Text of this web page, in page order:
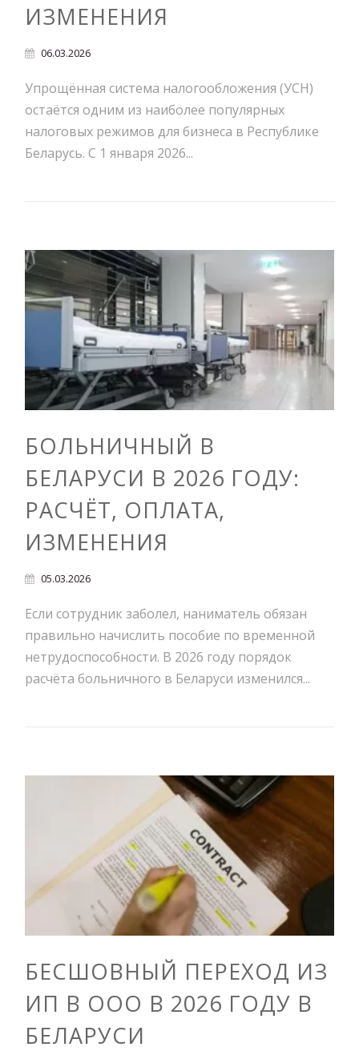
ИЗМЕНЕНИЯ
06.03.2026
Упрощённая система налогообложения (УСН)
остаётся одним из наиболее популярных
налоговых режимов для бизнеса в Республике
Беларусь. С 1 января 2026...
БОЛЬНИЧНЫЙ В
БЕЛАРУСИ В 2026 ГОДУ:
РАСЧЁТ, ОПЛАТА,
ИЗМЕНЕНИЯ
05.03.2026
Если сотрудник заболел, наниматель обязан
правильно начислить пособие по временной
нетрудоспособности. В 2026 году порядок
расчёта больничного в Беларуси изменился...
БЕСШОВНЫЙ ПЕРЕХОД ИЗ
ИП В ООО В 2026 ГОДУ В
БЕЛАРУСИ